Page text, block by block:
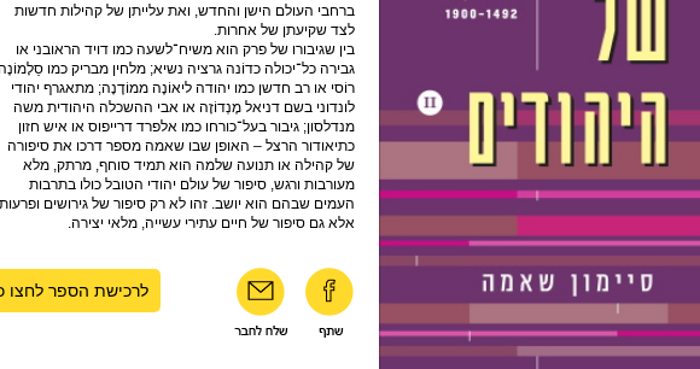
ברחבי העולם הישן והחדש, ואת עלייתן של קהילות חדשות
לצד שקיעתן של אחרות.
בין שגיבורו של פרק הוא משיח־לשעה כמו דויד הראובני או
גבירה כל־יכולה כדוֹנה גרציה נשיא; מלחין מבריק כמו
רוֹסי או רב חדשן כמו יהודה ליאוֹנֶה ממוֹדֶנָה; מתאגרף יהודי
לונדוני בשם דניאל מֶנְדוֹזָה או אבי ההשכלה היהודית משה
מנדלסון; גיבור בעל־כורחו כמו אלפרד דרייפוס או איש חזון
כתיאודור הרצל – האופן שבו שאמה מספר דרכו את סיפורה
של קהילה או תנועה שלמה הוא תמיד סוחף, מרתק, מלא
מעורבות ורגש, סיפור של עולם יהודי הטובל כולו בתרבות
העמים שבהם הוא יושב. זהו לא רק סיפור של גירושים
אלא גם סיפור של חיים עתירי עשייה, מלאי יצירה.
לרכישת הספר לחצו